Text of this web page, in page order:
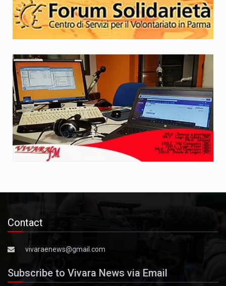
Contact
vivaraenews@gmail.com
Subscribe to Vivara News via Email